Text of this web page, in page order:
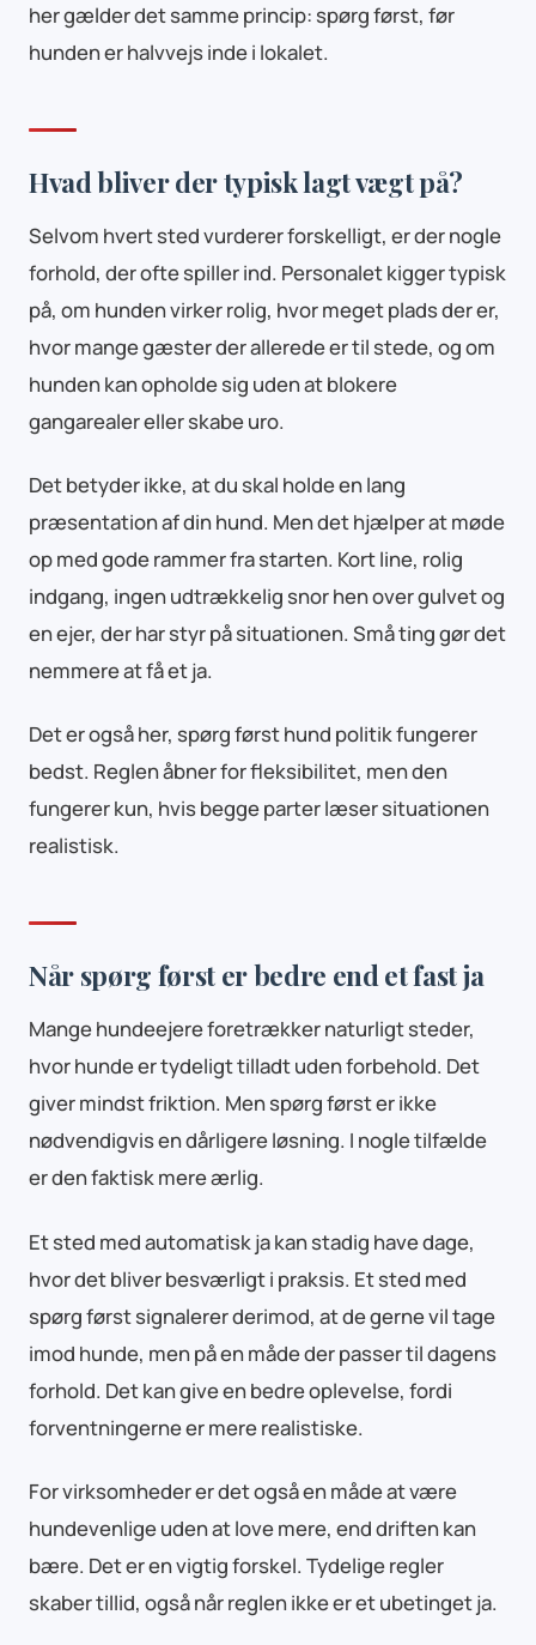
her gælder det samme princip: spørg først, før
hunden er halvvejs inde i lokalet.
Hvad bliver der typisk lagt vægt på?
Selvom hvert sted vurderer forskelligt, er der nogle
forhold, der ofte spiller ind. Personalet kigger typisk
på, om hunden virker rolig, hvor meget plads der er,
hvor mange gæster der allerede er til stede, og om
hunden kan opholde sig uden at blokere
gangarealer eller skabe uro.
Det betyder ikke, at du skal holde en lang
præsentation af din hund. Men det hjælper at møde
op med gode rammer fra starten. Kort line, rolig
indgang, ingen udtrækkelig snor hen over gulvet og
en ejer, der har styr på situationen. Små ting gør det
nemmere at få et ja.
Det er også her, spørg først hund politik fungerer
bedst. Reglen åbner for fleksibilitet, men den
fungerer kun, hvis begge parter læser situationen
realistisk.
Når spørg først er bedre end et fast ja
Mange hundeejere foretrækker naturligt steder,
hvor hunde er tydeligt tilladt uden forbehold. Det
giver mindst friktion. Men spørg først er ikke
nødvendigvis en dårligere løsning. I nogle tilfælde
er den faktisk mere ærlig.
Et sted med automatisk ja kan stadig have dage,
hvor det bliver besværligt i praksis. Et sted med
spørg først signalerer derimod, at de gerne vil tage
imod hunde, men på en måde der passer til dagens
forhold. Det kan give en bedre oplevelse, fordi
forventningerne er mere realistiske.
For virksomheder er det også en måde at være
hundevenlige uden at love mere, end driften kan
bære. Det er en vigtig forskel. Tydelige regler
skaber tillid, også når reglen ikke er et ubetinget ja.